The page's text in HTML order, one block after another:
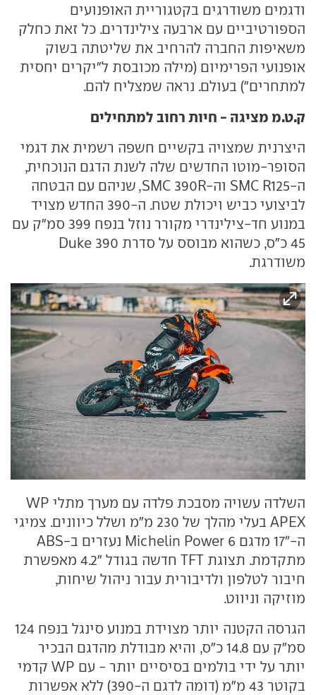
ודגמים משודרגים בקטגוריית האופנועים
הספורטיביים עם ארבעה צילינדרים. כל זאת כחלק
משאיפות החברה להרחיב את שליטתה בשוק
אופנועי הפרימיום (מילה מכובסת ל"יקרים יחסית
למתחרים") בעולם. נראה שמצליח להם.
ק.ט.מ מציגה - חיות רחוב למתחילים
היצרנית שמצויה בקשיים חשפה רשמית את דגמי
הסופר-מוטו החדשים שלה לשנת הדגם הנוכחית,
ה-SMC R125 וה-SMC 390R, שניהם עם הבטחה
לביצועי כביש ויכולת שטח. ה-390 החדש מצויד
במנוע חד-צילינדרי מקורר נוזל בנפח 399 סמ"ק עם
45 כ"ס, כשהוא מבוסס על סדרת 390 Duke
משודרגת.
השלדה עשויה מסבכת פלדה עם מערך מתלי WP
APEX בעלי מהלך של 230 מ"מ ושלל כיוונים. צמיגי
ה-"17 מדגם Michelin Power 6 נעזרים ב-ABS
מתקדמת. תצוגת TFT חדשה בגודל "4.2 מאפשרת
חיבור לטלפון ולדיבורית עבור ניהול שיחות,
מוזיקה וניווט.
הגרסה הקטנה יותר מצוידת במנוע סינגל בנפח 124
סמ"ק עם 14.8 כ"ס, והיא מבודלת מהדגם הבכיר
יותר על ידי בולמים בסיסיים יותר - עם WP קדמי
בקוטר 43 מ"מ (דומה לדגם ה-390) ללא אפשרות